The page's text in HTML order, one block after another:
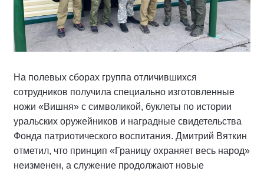
На полевых сборах группа отличившихся
сотрудников получила специально изготовленные
ножи «Вишня» с символикой, буклеты по истории
уральских оружейников и наградные свидетельства
Фонда патриотического воспитания. Дмитрий Вяткин
отметил, что принцип «Границу охраняет весь народ»
неизменен, а служение продолжают новые